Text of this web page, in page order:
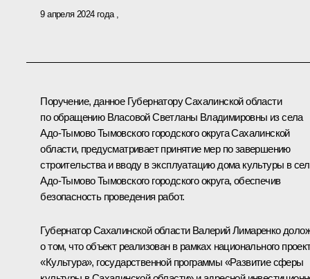
9 апреля 2024 года
Поручение, данное Губернатору Сахалинской области
по обращению Власовой Светланы Владимировны из села
Адо-Тымово Тымовского городского округа Сахалинской
области, предусматривает принятие мер по завершению
строительства и вводу в эксплуатацию дома культуры в
Адо-Тымово Тымовского городского округа, обеспечив
безопасность проведения работ.
Губернатор Сахалинской области Валерий Лимаренко
о том, что объект реализован в рамках национального
«Культура», государственной программы «Развитие сферы